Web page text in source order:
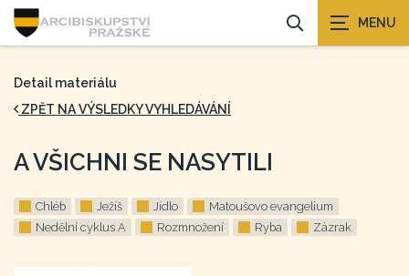
Detail materiálu
ZPĚT NA VÝSLEDKY VYHLEDÁVÁNÍ
A VŠICHNI SE NASYTILI
Chléb Ježíš Jídlo
Matoušovo evangelium
Nedělní cyklus A
Rozmnožení Ryba Zázrak